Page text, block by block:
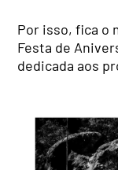
Por isso, fica o
Festa de
dedicada aos